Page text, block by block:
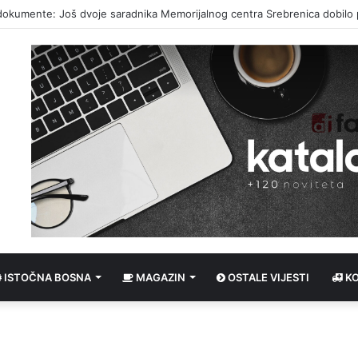
protiv RTRS-a nakon što se pet udruženja žalilo na TV prilog
ISTOČNA BOSNA MAGAZIN OSTALE VIJESTI